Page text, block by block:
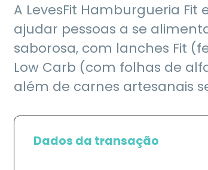
A LevesFit Hamburgueria
ajudar pessoas a se
saborosa, com lanches Fit
Low Carb (com folhas de
além de carnes artesanais
Dados da transação